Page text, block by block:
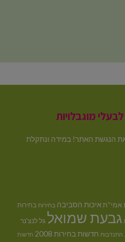
מוגבלויות
הנגשת האתר! במידה ונתקלת
אמי''תאיכות הסביבה בחירות בחירות
גבעת שמואל גל לנצ'נר
התנדבות חדשות בחירות 2008 חדשות